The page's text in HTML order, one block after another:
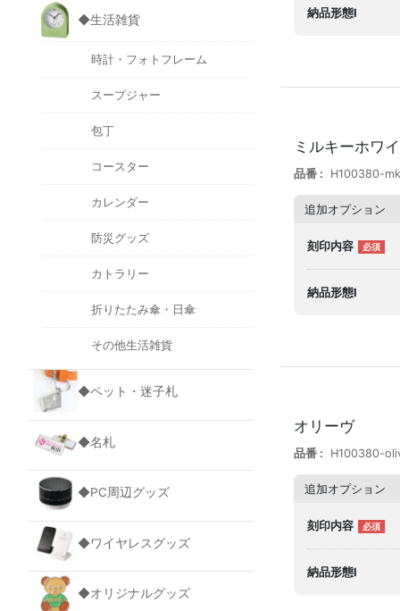
納品形態I
ミルキーホワ
品番 H100380-
追加オプション
刻印内容
納品形態I
オリーヴ
品番 H100380-
追加オプション
刻印内容
納品形態I
◆生活雑貨
時計・フォトフレーム
スープジャー
包丁
コースター
カレンダー
防災グッズ
カトラリー
折りたたみ傘・日傘
その他生活雑貨
◆ペット・迷子札
◆名札
◆PC周辺グッズ
◆ワイヤレスグッズ
◆オリジナルグッズ